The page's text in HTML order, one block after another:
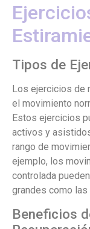
Tipos de
Los ejercicios de
el movimiento
Estos ejercicios
activos y
rango de
ejemplo, los
controlada
grandes como
Beneficios